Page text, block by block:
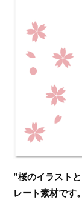
”桜のイラスト
レート素材です